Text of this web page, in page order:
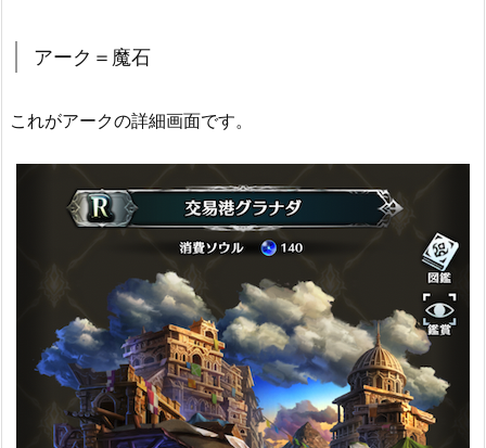
アーク＝魔石
これがアークの詳細画面です。